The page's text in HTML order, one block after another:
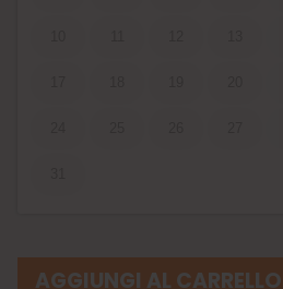
AGGIUNGI AL CARRELLO